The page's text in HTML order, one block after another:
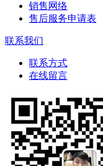
销售网络
售后服务申请表
联系我们
联系方式
在线留言